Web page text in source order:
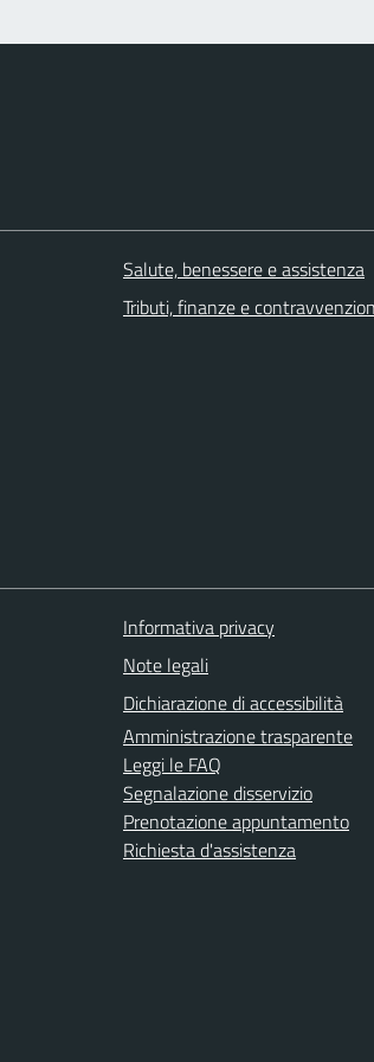
Salute, benessere e assistenza
Tributi, finanze e
Informativa privacy
Note legali
Dichiarazione di accessibilità
Amministrazione trasparente
Leggi le FAQ
Segnalazione disservizio
Prenotazione appuntamento
Richiesta d'assistenza